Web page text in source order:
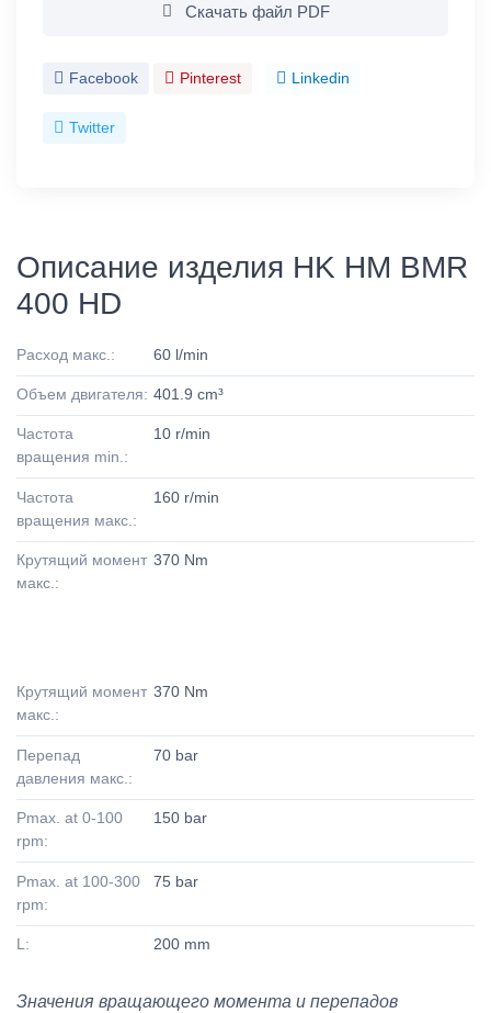
Скачать файл PDF
Facebook Pinterest Linkedin
Twitter
Описание изделия HK HM BMR
400 HD
Расход макс.: 60 l/min
Объем двигателя: 401.9 cm³
Частота
вращения min.:
10 r/min
Частота
вращения макс.:
160 r/min
Крутящий момент
макс.:
370 Nm
Крутящий момент
макс.:
370 Nm
Перепад
давления макс.:
70 bar
Pmax. at 0-100
rpm:
150 bar
Pmax. at 100-300
rpm:
75 bar
L: 200 mm
Значения вращающего момента и перепадов